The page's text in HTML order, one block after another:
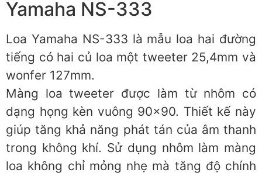
Yamaha NS-333
Loa Yamaha NS-333 là mẫu loa hai đường
tiếng có hai củ loa một tweeter 25,4mm và
wonfer 127mm.
Màng loa tweeter được làm từ nhôm có
dạng họng kèn vuông 90×90. Thiết kế này
giúp tăng khả năng phát tán của âm thanh
trong không khí. Sử dụng nhôm làm màng
loa không chỉ mỏng nhẹ mà tăng độ chính